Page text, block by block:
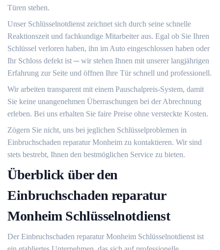
Türen stehen.​
Unser Schlüsselnotdienst zeichnet sich durch seine schnelle
Reaktionszeit und fachkundige Mitarbeiter aus.​ Egal ob Sie Ihren
Schlüssel verloren haben, ihn im Auto eingeschlossen haben oder
Ihr Schloss defekt ist ─ wir stehen Ihnen mit unserer langjährigen
Erfahrung zur Seite und öffnen Ihre Tür schnell und professionell.​
Wir arbeiten transparent mit einem Pauschalpreis-System, damit
Sie keine unangenehmen Überraschungen bei der Abrechnung
erleben.​ Bei uns erhalten Sie faire Preise ohne versteckte Kosten.​
Zögern Sie nicht, uns bei jeglichen Schlüsselproblemen in
Einbruchschaden reparatur Monheim zu kontaktieren.​ Wir sind
stets bestrebt, Ihnen den bestmöglichen Service zu bieten.​
Überblick über den
Einbruchschaden reparatur
Monheim Schlüsselnotdienst
Der Einbruchschaden reparatur Monheim Schlüsselnotdienst ist